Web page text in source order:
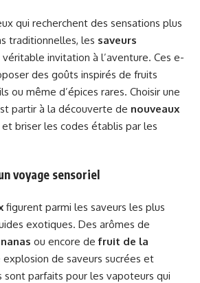
qui recherchent des sensations plus
traditionnelles, les saveurs
invitation à l’aventure. Ces e-
des goûts inspirés de fruits
ou même d’épices rares. Choisir une
partir à la découverte de nouveaux
et briser les codes établis par les
voyage sensoriel
figurent parmi les saveurs les plus
exotiques. Des arômes de
ou encore defruit de la
de saveurs sucrées et
sont parfaits pour les vapoteurs qui